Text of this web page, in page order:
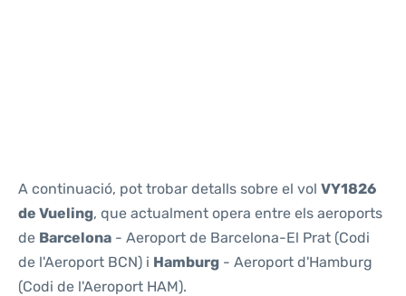
A continuació, pot trobar detalls sobre el vol VY1826
de Vueling, que actualment opera entre els aeroports
de Barcelona - Aeroport de Barcelona-El Prat (Codi
de l'Aeroport BCN) i Hamburg - Aeroport d'Hamburg
(Codi de l'Aeroport HAM).